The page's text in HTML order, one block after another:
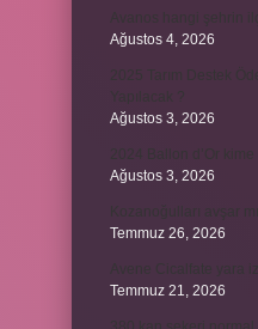
Ağustos 4, 2026
Ağustos 3, 2026
Ağustos 3, 2026
Temmuz 26, 2026
Temmuz 21, 2026